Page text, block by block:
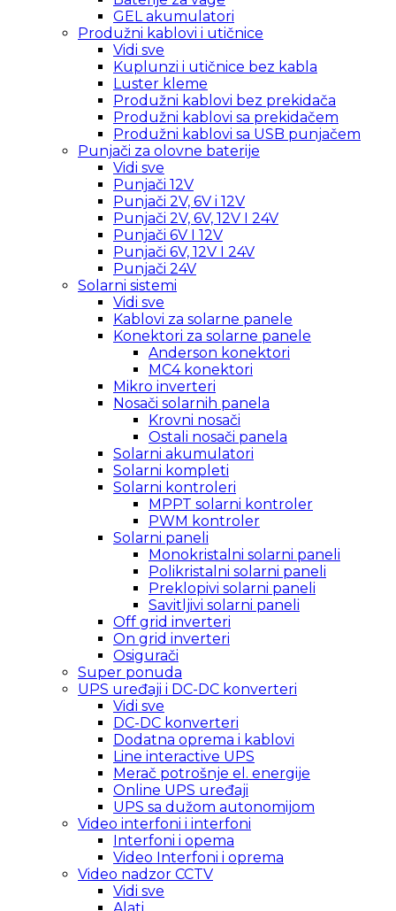
GEL akumulatori
Produžni kablovi i utičnice
Vidi sve
Kuplunzi i utičnice bez kabla
Luster kleme
Produžni kablovi bez prekidača
Produžni kablovi sa prekidačem
Produžni kablovi sa USB punjačem
Punjači za olovne baterije
Vidi sve
Punjači 12V
Punjači 2V, 6V i 12V
Punjači 2V, 6V, 12V I 24V
Punjači 6V I 12V
Punjači 6V, 12V I 24V
Punjači 24V
Solarni sistemi
Vidi sve
Kablovi za solarne panele
Konektori za solarne panele
Anderson konektori
MC4 konektori
Mikro inverteri
Nosači solarnih panela
Krovni nosači
Ostali nosači panela
Solarni akumulatori
Solarni kompleti
Solarni kontroleri
MPPT solarni kontroler
PWM kontroler
Solarni paneli
Monokristalni solarni paneli
Polikristalni solarni paneli
Preklopivi solarni paneli
Savitljivi solarni paneli
Off grid inverteri
On grid inverteri
Osigurači
Super ponuda
UPS uređaji i DC-DC konverteri
Vidi sve
DC-DC konverteri
Dodatna oprema i kablovi
Line interactive UPS
Merač potrošnje el. energije
Online UPS uređaji
UPS sa dužom autonomijom
Video interfoni i interfoni
Interfoni i opema
Video Interfoni i oprema
Video nadzor CCTV
Vidi sve